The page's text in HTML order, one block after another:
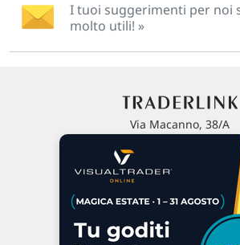
I tuoi suggerimenti per noi
molto utili! »
Via Macanno, 38/A
P.IVA 02 452 460 401
Chi siamo
Commenti e segnalazioni